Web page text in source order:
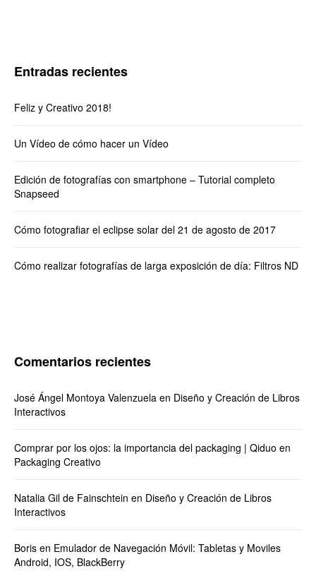
Entradas recientes
Feliz y Creativo 2018!
Un Vídeo de cómo hacer un Vídeo
Edición de fotografías con smartphone – Tutorial completo
Snapseed
Cómo fotografiar el eclipse solar del 21 de agosto de 2017
Cómo realizar fotografías de larga exposición de día: Filtros ND
Comentarios recientes
José Ángel Montoya Valenzuela en Diseño y Creación de Libros
Interactivos
Comprar por los ojos: la importancia del packaging | Qiduo en
Packaging Creativo
Natalia Gil de Fainschtein en Diseño y Creación de Libros
Interactivos
Boris en Emulador de Navegación Móvil: Tabletas y Moviles
Android, IOS, BlackBerry